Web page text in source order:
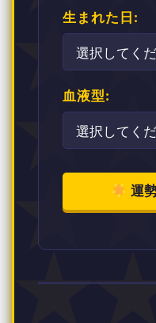
生まれた日:
血液型:
運